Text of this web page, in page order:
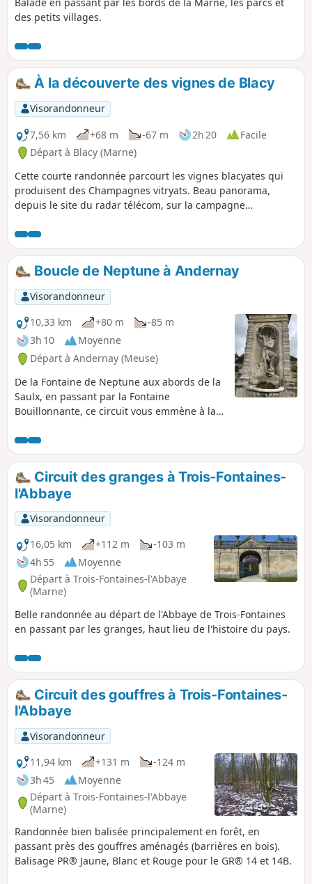
des petits villages.
À la découverte des vignes de Blacy
Visorandonneur
7,56 km
+68 m -67 m 2h 20
Facile
Départ à Blacy (Marne)
Cette courte randonnée parcourt les vignes blacyates qui
produisent des Champagnes vitryats. Beau panorama,
depuis le site du radar télécom, sur la campagne
Boucle de Neptune à Andernay
Visorandonneur
10,33 km
+80 m
-85 m
3h 10
Moyenne
Départ à Andernay (Meuse)
De la Fontaine de Neptune aux abords de la
Saulx, en passant par la Fontaine
Bouillonnante, ce circuit vous emmène à la
eaux. Cette randonnée offre deux boucles
distinctes : une première plus avec un
parcours en forêt et une seconde qui
emprunte principalement des chemins
blancs.
Circuit des granges à Trois-Fontaines-
l'Abbaye
Visorandonneur
16,05 km
+112 m
-103 m
4h 55
Moyenne
Départ à Trois-Fontaines-l'Abbaye
(Marne)
Belle randonnée au départ de l'Abbaye de Trois-Fontaines
en passant par les granges, haut lieu de l'histoire du pays.
Circuit des gouffres à Trois-Fontaines-
l'Abbaye
Visorandonneur
11,94 km
+131 m
-124 m
3h 45
Moyenne
Départ à Trois-Fontaines-l'Abbaye
(Marne)
Randonnée bien balisée principalement en forêt, en
passant près des gouffres aménagés (barrières en bois).
Balisage PR® Jaune, Blanc et Rouge pour le GR® 14 et 14B.